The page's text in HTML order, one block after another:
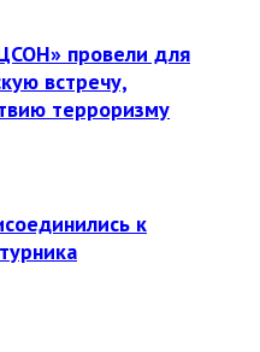
провели для
встречу,
терроризму
к